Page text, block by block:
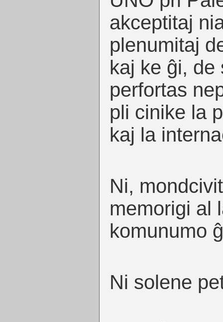
akceptitaj
plenumitaj
kaj ke ĝi, de
perfortas
pli cinike la
kaj la
Ni,
memorigi al
komunumo
Ni solene